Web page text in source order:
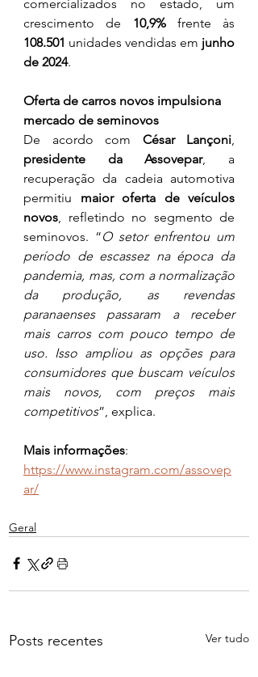
comercializados no estado, um
crescimento de 10,9%
108.501 unidades vendidas em junho
de 2024.
Oferta de carros novos impulsiona
mercado de seminovos
De acordo com César Lançoni
presidente da Assovepar, a
recuperação da cadeia automotiva
permitiu maior oferta de veículos
novos , refletindo no segmento de
seminovos. “O setor enfrentou um
período de escassez na época da
pandemia, mas, com a normalização
da produção, as revendas
paranaenses passaram a receber
mais carros com pouco tempo de
uso. Isso ampliou as opções para
consumidores que buscam veículos
mais novos, com preços mais
competitivos”, explica.
Mais informações:
https://www.instagram.com/assovep
ar/
Geral
Posts recentes Ver tudo